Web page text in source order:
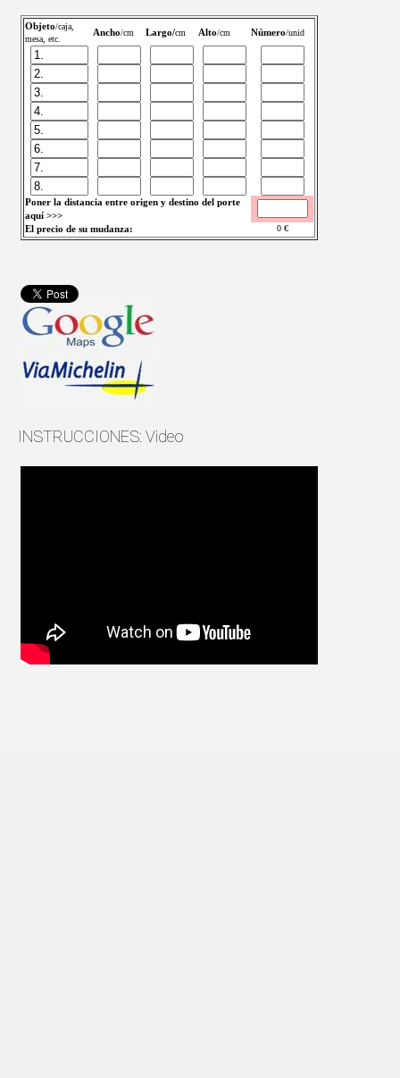
Objeto/caja,
mesa, etc.
Ancho/cm Largo/cm Alto/cm Número/unid
Poner la distancia entre origen y destino del porte
aquí >>>
El precio de su mudanza:
0€
INSTRUCCIONES: Video